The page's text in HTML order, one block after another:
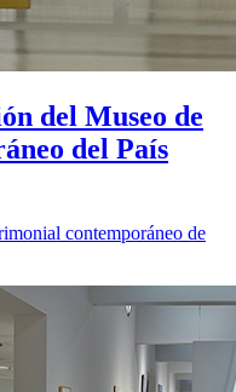
del Museo de
del País
contemporáneo de